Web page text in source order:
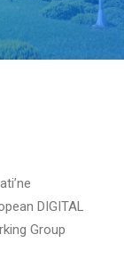
DIGITAL
Group